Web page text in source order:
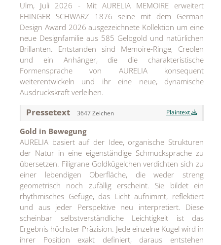
TK Maxx
True Co.
VOSSEN
WELEDA
MEDIA
ÜBER
KONTAKT
Ulm, Juli 2026 - Mit AURELIA MEMOIRE erweitert
EHINGER SCHWARZ 1876 seine mit dem German
Design Award 2026 ausgezeichnete Kollektion um eine
neue Designfamilie aus 585 Gelbgold und natürlichen
Brillanten. Entstanden sind Memoire-Ringe, Creolen
und ein Anhänger, die die charakteristische
Formensprache von AURELIA konsequent
weiterentwickeln und ihr eine neue, dynamische
Ausdruckskraft verleihen.
Pressetext 3647 Zeichen Plaintext
Gold in Bewegung
AURELIA basiert auf der Idee, organische Strukturen
der Natur in eine eigenständige Schmucksprache zu
übersetzen. Filigrane Goldkügelchen verdichten sich zu
einer lebendigen Oberfläche, die weder streng
geometrisch noch zufällig erscheint. Sie bildet ein
rhythmisches Gefüge, das Licht aufnimmt, reflektiert
und aus jeder Perspektive neu interpretiert. Diese
scheinbar selbstverständliche Leichtigkeit ist das
Ergebnis höchster Präzision. Jede einzelne Kugel wird in
ihrer Position exakt definiert, daraus entstehen